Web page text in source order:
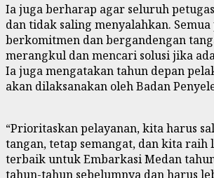
Ia juga berharap agar seluruh
dan tidak saling menyalahkan.
berkomitmen dan bergandengan
merangkul dan mencari solusi jika
Ia juga mengatakan tahun depan
akan dilaksanakan oleh Badan
“Prioritaskan pelayanan, kita harus
tangan, tetap semangat, dan kita raih
terbaik untuk Embarkasi Medan
tahun-tahun sebelumnya dan harus